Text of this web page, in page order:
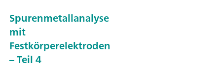
Spurenmetallanalyse
mit
Festkörperelektroden
– Teil 4